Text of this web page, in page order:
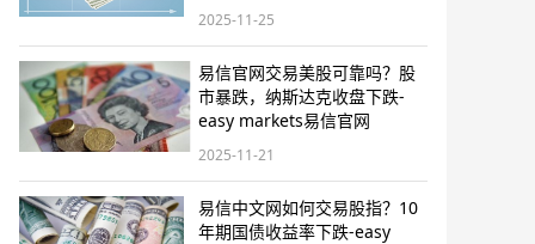
2025-11-25
易信官网交易美股可靠吗？股
市暴跌，纳斯达克收盘下跌-
easy markets易信官网
2025-11-21
易信中文网如何交易股指？10
年期国债收益率下跌-easy